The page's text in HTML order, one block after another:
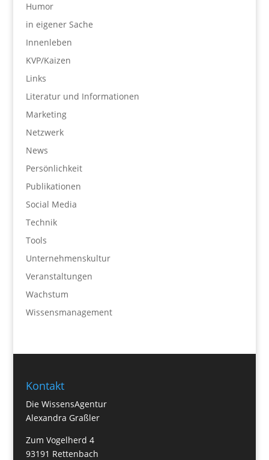
Humor
in eigener Sache
Innenleben
KVP/Kaizen
Links
Literatur und Informationen
Marketing
Netzwerk
News
Persönlichkeit
Publikationen
Social Media
Technik
Tools
Unternehmenskultur
Veranstaltungen
Wachstum
Wissensmanagement
Kontakt
Die WissensAgentur
Alexandra Graßler
Zum Vogelherd 4
93191 Rettenbach